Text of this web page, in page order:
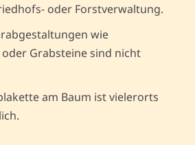
oder Forstverwaltung.
wie
Grabsteine sind nicht
am Baum ist vielerorts